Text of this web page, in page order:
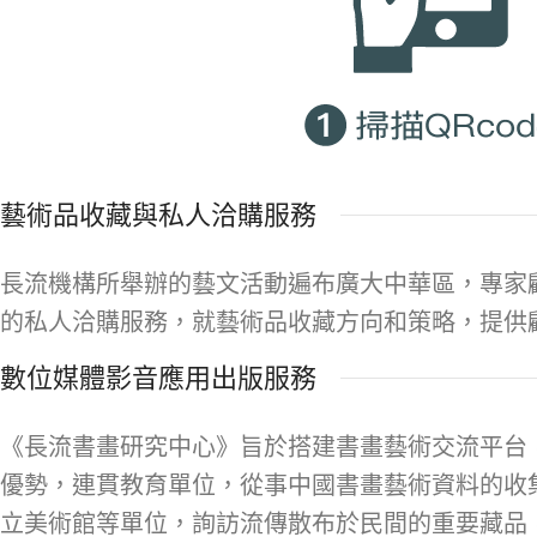
藝術品收藏與私人洽購服務
長流機構所舉辦的藝文活動遍布廣大中華區，專
的私人洽購服務，就藝術品收藏方向和策略，提
數位媒體影音應用出版服務
《長流書畫研究中心》旨於搭建書畫藝術交流平
優勢，連貫教育單位，從事中國書畫藝術資料的
立美術館等單位，詢訪流傳散布於民間的重要藏